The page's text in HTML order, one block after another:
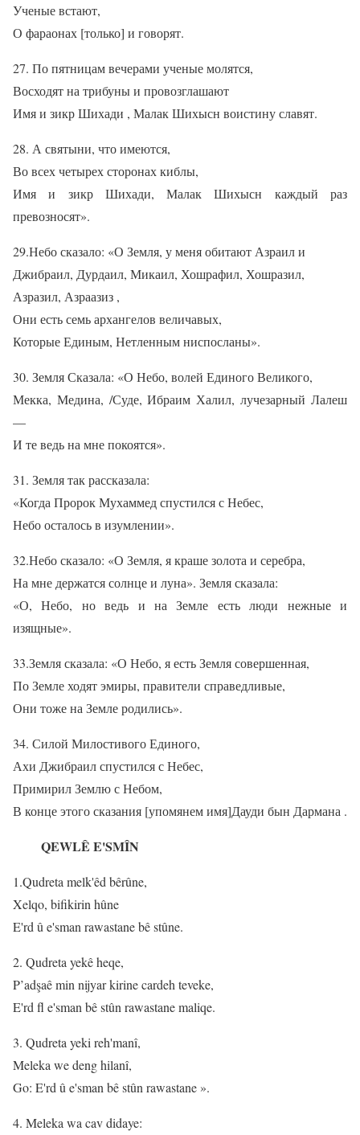
Ученые встают,
О фараонах [только] и говорят.
27. По пятницам вечерами ученые молятся,
Восходят на трибуны и провозглашают
Имя и зикр Шихади , Малак Шихысн воистину славят.
28. А святыни, что имеются,
Во всех четырех сторонах киблы,
Имя и зикр Шихади, Малак Шихысн каждый раз
превозносят».
29.Небо сказало: «О Земля, у меня обитают Азраил и
Джибраил, Дурдаил, Микаил, Хошрафил, Хошразил,
Азразил, Азраазиз ,
Они есть семь архангелов величавых,
Которые Единым, Нетленным ниспосланы».
30. Земля Сказала: «О Небо, волей Единого Великого,
Мекка, Медина, /Суде, Ибраим Халил, лучезарный Лалеш
—
И те ведь на мне покоятся».
31. Земля так рассказала:
«Когда Пророк Мухаммед спустился с Небес,
Небо осталось в изумлении».
32.Небо сказало: «О Земля, я краше золота и серебра,
На мне держатся солнце и луна». Земля сказала:
«О, Небо, но ведь и на Земле есть люди нежные и
изящные».
33.Земля сказала: «О Небо, я есть Земля совершенная,
По Земле ходят эмиры, правители справедливые,
Они тоже на Земле родились».
34. Силой Милостивого Единого,
Ахи Джибраил спустился с Небес,
Примирил Землю с Небом,
В конце этого сказания [упомянем имя]Дауди бын Дармана .
QEWLÊ E'SMÎN
1.Qudreta melk'êd bêrûne,
Xelqo, bifikirin hûne
E'rd û e'sman rawastane bê stûne.
2. Qudreta yekê heqe,
P’adşaê min nijyar kirine cardeh teveke,
E'rd fl e'sman bê stûn rawastane maliqe.
3. Qudreta yeki reh'manî,
Meleka we deng hilanî,
Go: E'rd û e'sman bê stûn rawastane ».
4. Meleka wa cav didaye: